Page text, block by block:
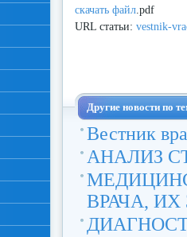
скачать файл .pdf
URL статьи: vestnik-
Другие новости по
Вестник
АНАЛИЗ
ВРАЧА,